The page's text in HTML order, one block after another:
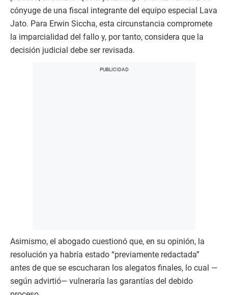
cónyuge de una fiscal integrante del equipo especial Lava
Jato. Para Erwin Siccha, esta circunstancia compromete
la imparcialidad del fallo y, por tanto, considera que la
decisión judicial debe ser revisada.
Asimismo, el abogado cuestionó que, en su opinión, la
resolución ya habría estado “previamente redactada”
antes de que se escucharan los alegatos finales, lo cual —
según advirtió— vulneraría las garantías del debido